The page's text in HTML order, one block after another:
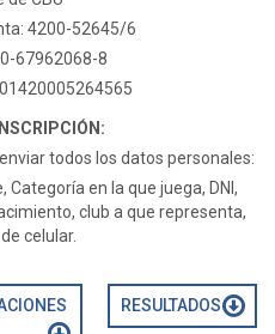
4200-52645/6
67962068-8
todos los datos personales:
Categoría en la que juega, DNI,
club a que representa,
celular.
RESULTADOS